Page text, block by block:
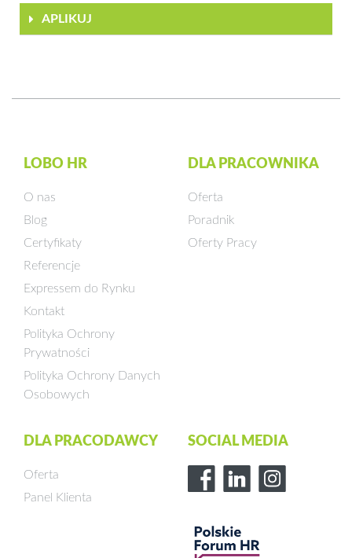
APLIKUJ
LOBO HR
O nas
Blog
Certyfikaty
Referencje
Expressem do Rynku
Kontakt
Polityka Ochrony
Prywatności
Polityka Ochrony Danych
Osobowych
DLA PRACOWNIKA
Oferta
Poradnik
Oferty Pracy
DLA PRACODAWCY
Oferta
Panel Klienta
SOCIAL MEDIA